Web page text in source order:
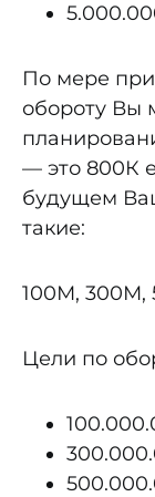
По мере
обороту Вы
— это 800К
будущем
такие:
100М, 300М,
Цели по